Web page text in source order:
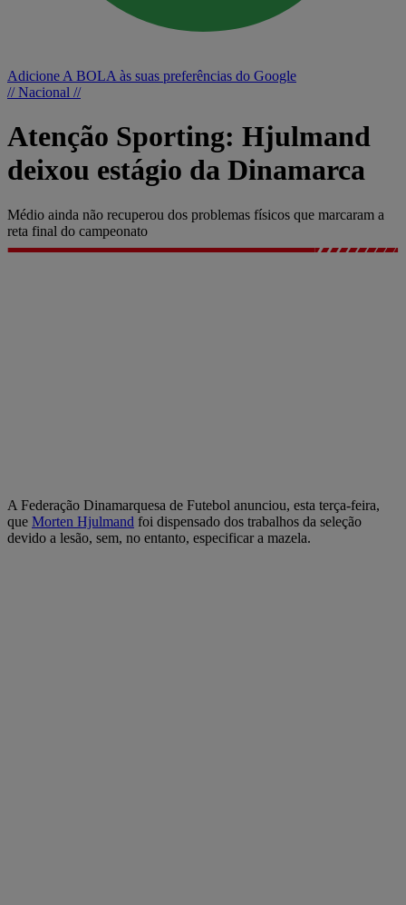
Adicione A BOLA às suas preferências do Google
// Nacional //
Atenção Sporting: Hjulmand
deixou estágio da Dinamarca
Médio ainda não recuperou dos problemas físicos que marcaram a
reta final do campeonato
A Federação Dinamarquesa de Futebol anunciou, esta terça-feira,
que Morten Hjulmand foi dispensado dos trabalhos da seleção
devido a lesão, sem, no entanto, especificar a mazela.